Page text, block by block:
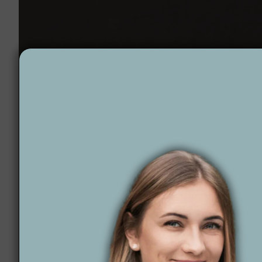
Planujesz projekt ogrodu w Żabnie i szukasz
rozwiązania ogrodowe, łącząc estetykę,
klientów spełnić marzenia o idealnym ogrodzie.
Co nas wyróżnia?